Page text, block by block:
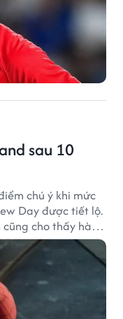
sau 10
chú ý khi mức
Day được tiết lộ.
cho thấy hành
diễn viên sau